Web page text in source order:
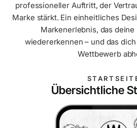
professioneller Auftritt, der
Marke stärkt. Ein einheitliches
Markenerlebnis, das
wiedererkennen – und das
Wettbewerb
Übersichtliche